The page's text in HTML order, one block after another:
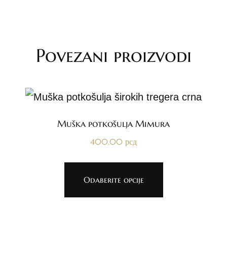
Povezani proizvodi
Muška potkošulja Mimura
400.00 рсд
Odaberite opcije